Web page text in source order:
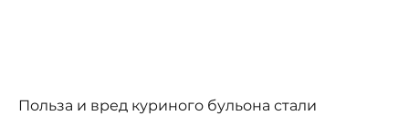
Польза и вред куриного бульона стали